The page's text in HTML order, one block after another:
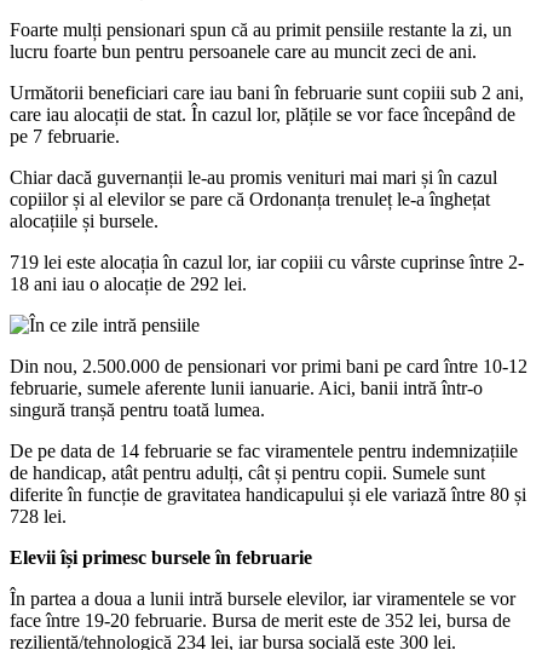
Foarte mulți pensionari spun că au primit pensiile restante la zi, un
lucru foarte bun pentru persoanele care au muncit zeci de ani.
Următorii beneficiari care iau bani în februarie sunt copiii sub 2 ani,
care iau alocații de stat. În cazul lor, plățile se vor face începând de
pe 7 februarie.
Chiar dacă guvernanții le-au promis venituri mai mari și în cazul
copiilor și al elevilor se pare că Ordonanța trenuleț le-a înghețat
alocațiile și bursele.
719 lei este alocația în cazul lor, iar copiii cu vârste cuprinse între 2-
18 ani iau o alocație de 292 lei.
Din nou, 2.500.000 de pensionari vor primi bani pe card între 10-12
februarie, sumele aferente lunii ianuarie. Aici, banii intră într-o
singură tranșă pentru toată lumea.
De pe data de 14 februarie se fac viramentele pentru indemnizațiile
de handicap, atât pentru adulți, cât și pentru copii. Sumele sunt
diferite în funcție de gravitatea handicapului și ele variază între 80 și
728 lei.
Elevii își primesc bursele în februarie
În partea a doua a lunii intră bursele elevilor, iar viramentele se vor
face între 19-20 februarie. Bursa de merit este de 352 lei, bursa de
reziliență/tehnologică 234 lei, iar bursa socială este 300 lei.